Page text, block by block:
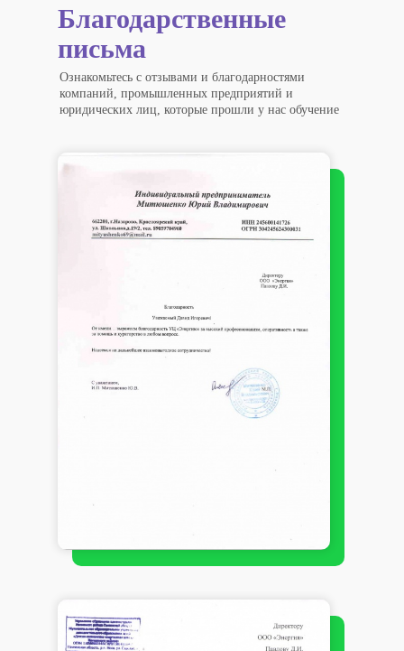
Благодарственные
письма
Ознакомьтесь с отзывами и благодарностями
компаний, промышленных предприятий и
юридических лиц, которые прошли у нас обучение